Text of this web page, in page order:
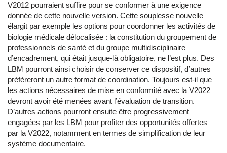
V2012 pourraient suffire pour se conformer à une exigence
donnée de cette nouvelle version. Cette souplesse nouvelle
élargit par exemple les options pour coordonner les activités de
biologie médicale délocalisée : la constitution du groupement de
professionnels de santé et du groupe multidisciplinaire
d’encadrement, qui était jusque-là obligatoire, ne l’est plus. Des
LBM pourront ainsi choisir de conserver ce dispositif, d’autres
préfèreront un autre format de coordination. Toujours est-il que
les actions nécessaires de mise en conformité avec la V2022
devront avoir été menées avant l’évaluation de transition.
D’autres actions pourront ensuite être progressivement
engagées par les LBM pour profiter des opportunités offertes
par la V2022, notamment en termes de simplification de leur
système documentaire.